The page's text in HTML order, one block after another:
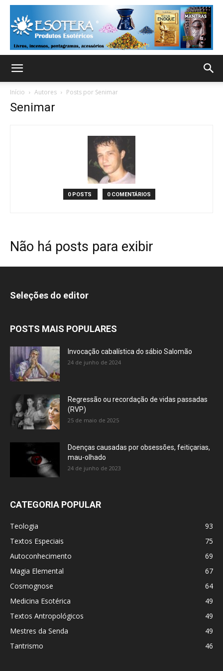
Início Autores Posts por Senimar
Senimar
0 POSTS 0 COMENTÁRIOS
Não há posts para exibir
Seleções do editor
POSTS MAIS POPULARES
Invocação cabalística do sábio Salomão
24 de junho de 2024
Regressão ou recordação de vidas passadas
(RVP)
25 de maio de 2025
Doenças causadas por obsessões, feitiçarias,
mau-olhado
24 de junho de 2023
CATEGORIA POPULAR
Teologia
93
Textos Especiais
75
Autoconhecimento
69
Magia Elemental
67
Cosmognose
64
Medicina Esotérica
49
Textos Antropológicos
49
Mestres da Senda
49
Tantrismo
46